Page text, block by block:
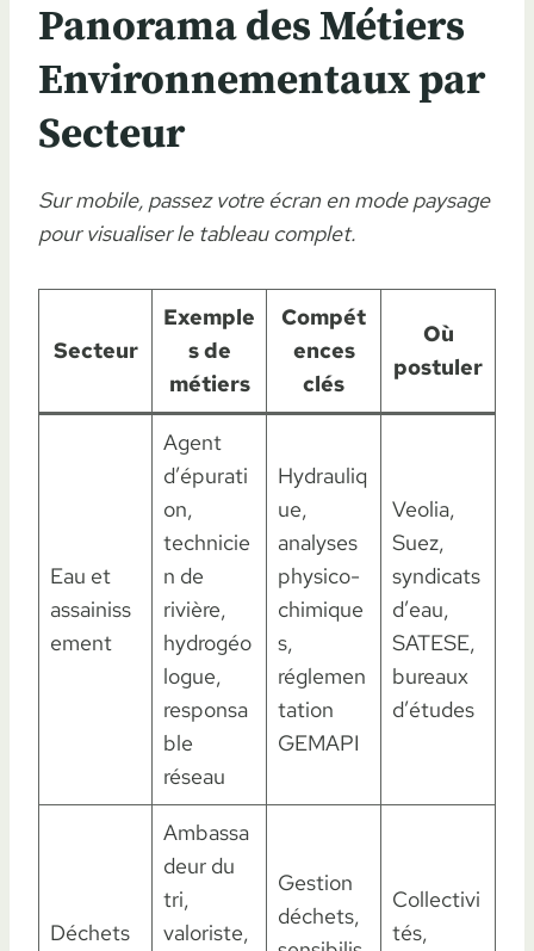
Panorama des Métiers
Environnementaux par
Secteur
Sur mobile, passez votre écran en mode paysage
pour visualiser le tableau complet.
Secteur
Exemple
s de
métiers
Compét
ences
clés
Où
postuler
Eau et
assainiss
ement
Agent
d’épurati
on,
technicie
n de
rivière,
hydrogéo
logue,
responsa
ble
réseau
Hydrauliq
ue,
analyses
physico-
chimique
s,
réglemen
tation
GEMAPI
Veolia,
Suez,
syndicats
d’eau,
SATESE,
bureaux
d’études
Déchets
Ambassa
deur du
tri,
valoriste,
Gestion
déchets,
Collectivi
tés,